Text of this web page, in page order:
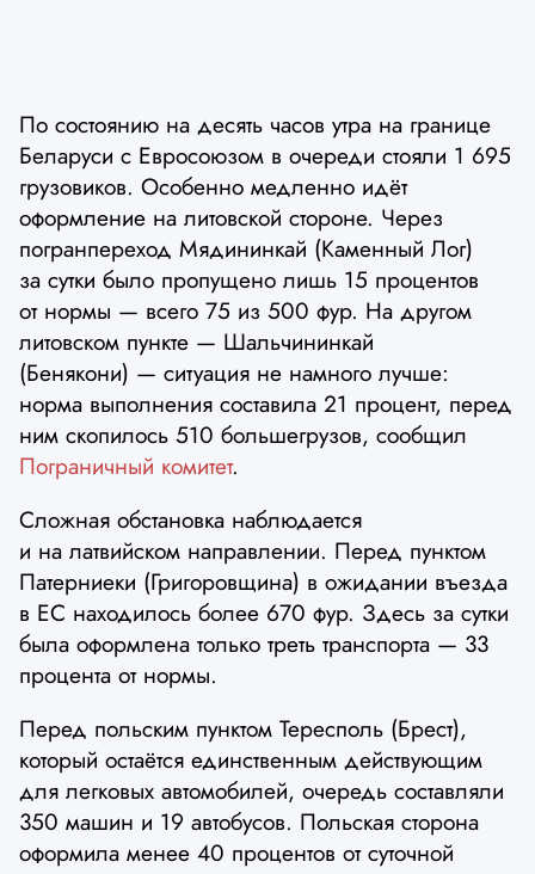
По состоянию на десять часов утра на границе
Беларуси с Евросоюзом в очереди стояли 1 695
грузовиков. Особенно медленно идёт
оформление на литовской стороне. Через
погранпереход Мядининкай (Каменный Лог)
за сутки было пропущено лишь 15 процентов
от нормы — всего 75 из 500 фур. На другом
литовском пункте — Шальчининкай
(Бенякони) — ситуация не намного лучше:
норма выполнения составила 21 процент, перед
ним скопилось 510 большегрузов, сообщил
Пограничный комитет.
Сложная обстановка наблюдается
и на латвийском направлении. Перед пунктом
Патерниеки (Григоровщина) в ожидании въезда
в ЕС находилось более 670 фур. Здесь за сутки
была оформлена только треть транспорта — 33
процента от нормы.
Перед польским пунктом Тересполь (Брест),
который остаётся единственным действующим
для легковых автомобилей, очередь составляли
350 машин и 19 автобусов. Польская сторона
оформила менее 40 процентов от суточной